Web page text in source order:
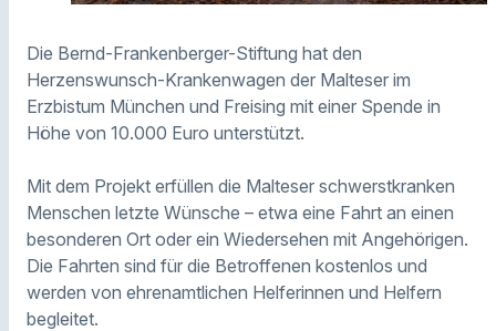
Die Bernd-Frankenberger-Stiftung hat den
Herzenswunsch-Krankenwagen der Malteser im
Erzbistum München und Freising mit einer Spende in
Höhe von 10.000 Euro unterstützt.
Mit dem Projekt erfüllen die Malteser schwerstkranken
Menschen letzte Wünsche – etwa eine Fahrt an einen
besonderen Ort oder ein Wiedersehen mit Angehörigen.
Die Fahrten sind für die Betroffenen kostenlos und
werden von ehrenamtlichen Helferinnen und Helfern
begleitet.